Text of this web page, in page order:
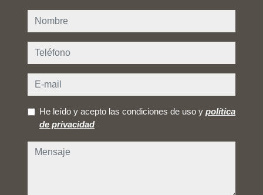
nombre
teléfono
e-mail
He leído y acepto las condiciones de uso y política
de privacidad
mensaje